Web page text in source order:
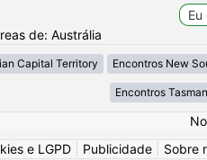
de: Austrália
Capital Territory Encontros New
Encontros
e LGPD
Publicidade Sobre